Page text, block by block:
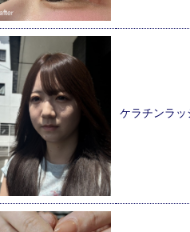
ケラチンラッ